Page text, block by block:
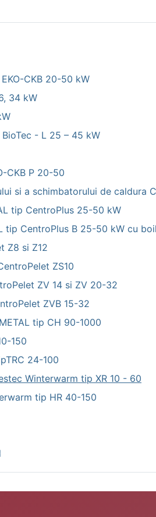
CKB 20-50 kW
34 kW
- L 25 – 45 kW
CKB P 20-50
si a schimbatorului de caldura
tip CentroPlus 25-50 kW
tip CentroPlus B 25-50 kW cu
Z8 si Z12
ZS10
ZV 14 si ZV 20-32
ZVB 15-32
tip CH 90-1000
150
24-100
Winterwarm tip XR 10 - 60
tip HR 40-150